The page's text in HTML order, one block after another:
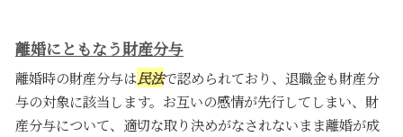
離婚にともなう財産分与
離婚時の財産分与は民法で認められており、退職金も財産分
与の対象に該当します。お互いの感情が先行してしまい、財
産分与について、適切な取り決めがなされないまま離婚が成